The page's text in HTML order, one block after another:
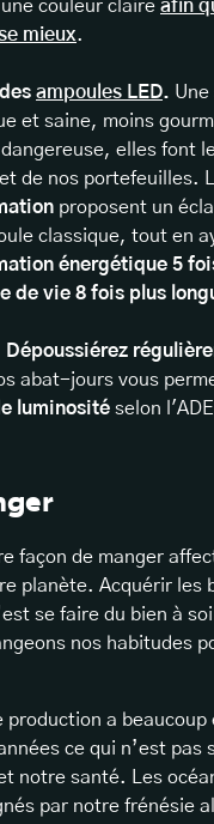
couleur claire afin
mieux.
ampoules LED.
et saine, moins
elles font
de nos portefeuilles.
proposent un
classique, tout en
énergétique 5
de vie 8 fois plus
Dépoussiérez
abat-jours vous
luminosité selon
façon de manger
planète. Acquérir les
se faire du bien à
nos habitudes
production a
ce qui n’est pas
notre santé. Les
par notre frénésie